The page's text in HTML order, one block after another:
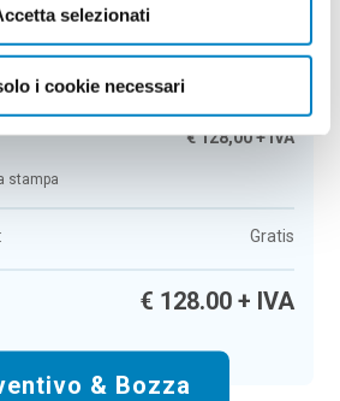
selezionati
i cookie necessari
Collipulli
€128,00+ IVA
stampa
Gratis
€ 128.00+ IVA
& Bozza